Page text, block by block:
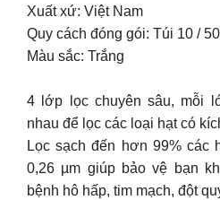
Xuất xứ: Việt Nam
Quy cách đóng gói: Túi 10 /
Màu sắc: Trắng
4 lớp lọc chuyên sâu, mỗi
nhau để lọc các loại hạt có
Lọc sạch đến hơn 99% các
0,26 µm giúp bảo vệ bạn
bệnh hô hấp, tim mạch, đột